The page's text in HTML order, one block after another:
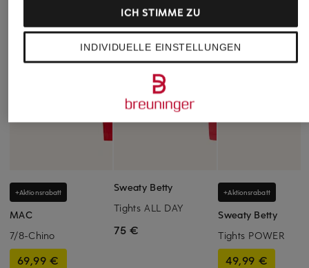
+Aktionsrabatt
MAC
7/8-Chino
69,99 €
Sweaty Betty
Tights ALL DAY
75 €
+Aktionsrabatt
Sweaty Betty
Tights POWER
49,99 €
INDIVIDUELLE EINSTELLUNGEN
ICH STIMME ZU